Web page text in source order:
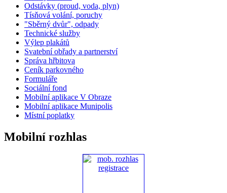
Odstávky (proud, voda, plyn)
Tísňová volání, poruchy
"Sběrný dvůr", odpady
Technické služby
Výlep plakátů
Svatební obřady a partnerství
Správa hřbitova
Ceník parkovného
Formuláře
Sociální fond
Mobilní aplikace V Obraze
Mobilní aplikace Munipolis
Místní poplatky
Mobilní rozhlas